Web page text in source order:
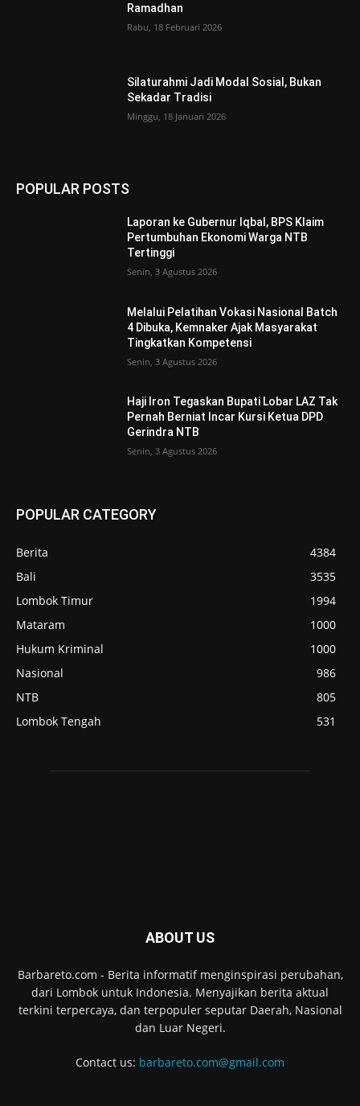
Ramadhan
Rabu, 18 Februari 2026
Silaturahmi Jadi Modal Sosial, Bukan
Sekadar Tradisi
Minggu, 18 Januari 2026
POPULAR POSTS
Laporan ke Gubernur Iqbal, BPS Klaim
Pertumbuhan Ekonomi Warga NTB
Tertinggi
Senin, 3 Agustus 2026
Melalui Pelatihan Vokasi Nasional Batch
4 Dibuka, Kemnaker Ajak Masyarakat
Tingkatkan Kompetensi
Senin, 3 Agustus 2026
Haji Iron Tegaskan Bupati Lobar LAZ Tak
Pernah Berniat Incar Kursi Ketua DPD
Gerindra NTB
Senin, 3 Agustus 2026
POPULAR CATEGORY
Berita
4384
Bali
3535
Lombok Timur
1994
Mataram
1000
Hukum Kriminal
1000
Nasional
986
NTB
805
Lombok Tengah
531
ABOUT US
Barbareto.com - Berita informatif menginspirasi perubahan,
dari Lombok untuk Indonesia. Menyajikan berita aktual
terkini terpercaya, dan terpopuler seputar Daerah, Nasional
dan Luar Negeri.
Contact us: barbareto.com@gmail.com